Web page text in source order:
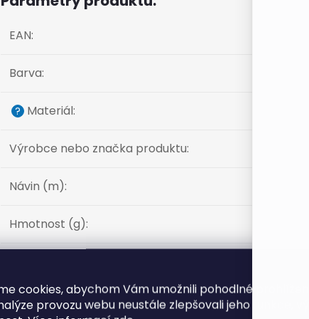
cookies, abychom Vám umožnili pohodlné prohlížení
provozu webu neustále zlepšovali jeho funkce,
EAN:
Barva:
? Materiál:
Výrobce nebo značka produktu:
Návin (m):
Hmotnost (g):